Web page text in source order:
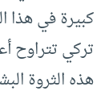
هذه الثروة